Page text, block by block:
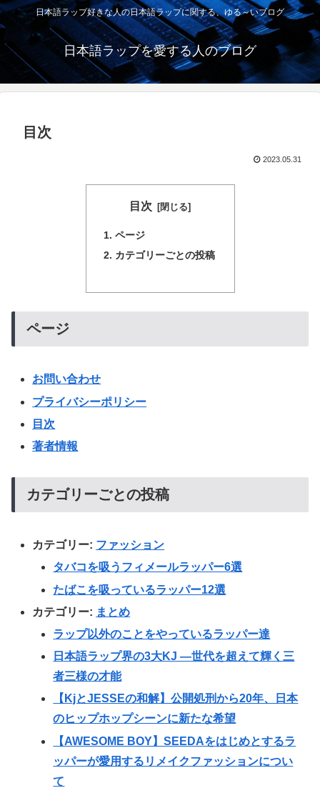
日本語ラップ好きな人の日本語ラップに関する、ゆる～いブログ
日本語ラップを愛する人のブログ
目次
2023.05.31
目次
ページ
カテゴリーごとの投稿
ページ
お問い合わせ
プライバシーポリシー
目次
著者情報
カテゴリーごとの投稿
カテゴリー: ファッション
タバコを吸うフィメールラッパー6選
たばこを吸っているラッパー12選
カテゴリー: まとめ
ラップ以外のことをやっているラッパー達
日本語ラップ界の3大KJ ―世代を超えて輝く三
者三様の才能
【KjとJESSEの和解】公開処刑から20年、日本
のヒップホップシーンに新たな希望
【AWESOME BOY】SEEDAをはじめとするラ
ッパーが愛用するリメイクファッションについ
て